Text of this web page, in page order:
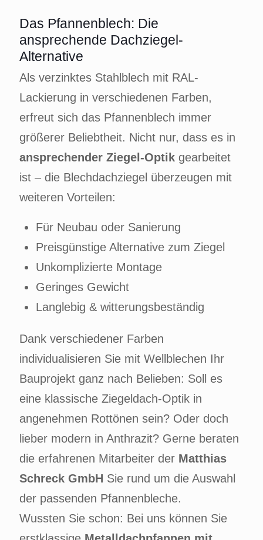
Das Pfannenblech: Die
ansprechende Dachziegel-
Alternative
Als verzinktes Stahlblech mit RAL-
Lackierung in verschiedenen Farben,
erfreut sich das Pfannenblech immer
größerer Beliebtheit. Nicht nur, dass es in
ansprechender Ziegel-Optik gearbeitet
ist – die Blechdachziegel überzeugen mit
weiteren Vorteilen:
Für Neubau oder Sanierung
Preisgünstige Alternative zum Ziegel
Unkomplizierte Montage
Geringes Gewicht
Langlebig & witterungsbeständig
Dank verschiedener Farben
individualisieren Sie mit Wellblechen Ihr
Bauprojekt ganz nach Belieben: Soll es
eine klassische Ziegeldach-Optik in
angenehmen Rottönen sein? Oder doch
lieber modern in Anthrazit? Gerne beraten
die erfahrenen Mitarbeiter der Matthias
Schreck GmbH Sie rund um die Auswahl
der passenden Pfannenbleche.
Wussten Sie schon: Bei uns können Sie